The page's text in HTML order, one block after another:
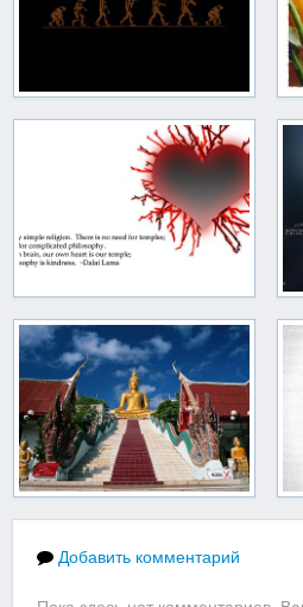
Добавить комментарий